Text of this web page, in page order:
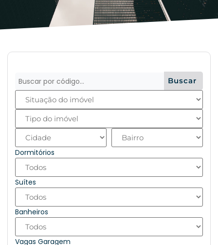
Buscar
Dormitórios
Suítes
Banheiros
Vagas Garagem